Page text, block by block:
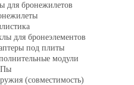
для бронежилетов
для бронеэлементов
под плиты
модули
(совместимость)